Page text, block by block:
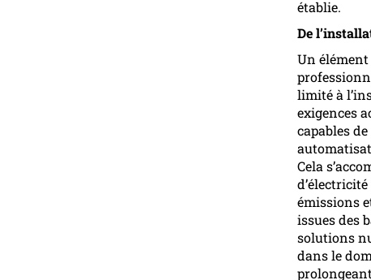
établie.
De
Un
limité à
exigences
capables
Cela
émissions
issues des
solutions
dans le